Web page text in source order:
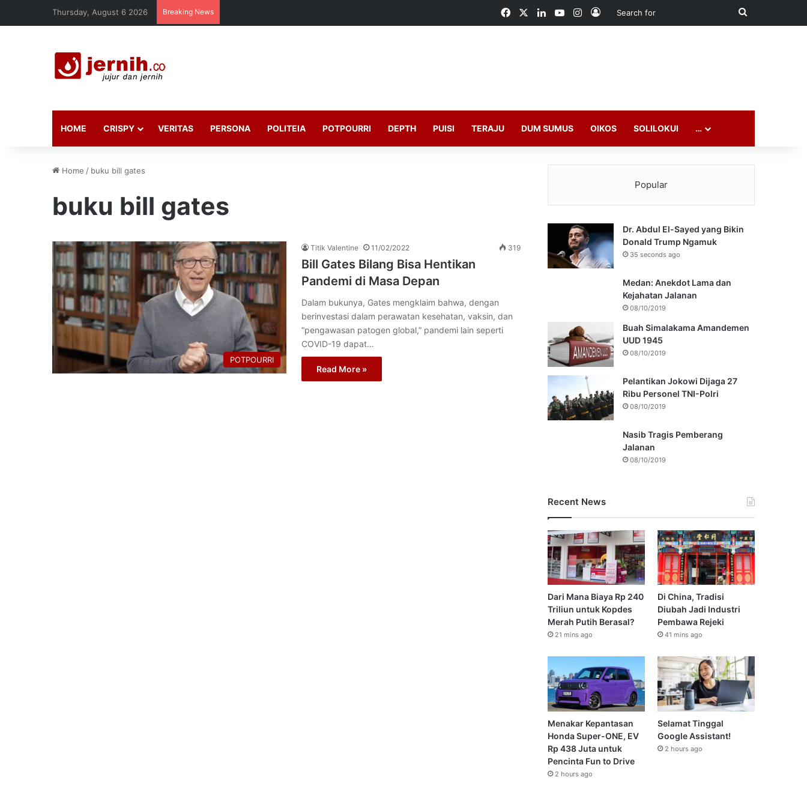
Thursday, August 6 2026 Breaking News FacebookLinkedInYouTubeInstagram
Log In
Search
HOME CRISPY VERITAS PERSONA POLITEIA POTPOURRI DEPTH PUISI TERAJU DUM SUMUS OIKOS SOLILOKUI …
Home / buku bill gates
buku bill gates
POTPOURRI
Titik Valentine 11/02/2022 319
Bill Gates Bilang Bisa Hentikan
Pandemi di Masa Depan
Dalam bukunya, Gates mengklaim bahwa, dengan
berinvestasi dalam perawatan kesehatan, vaksin, dan
“pengawasan patogen global,” pandemi lain seperti
COVID-19 dapat…
Read More »
Popular
Dr. Abdul El-Sayed yang Bikin
Donald Trump Ngamuk
35 seconds ago
Medan: Anekdot Lama dan
Kejahatan Jalanan
08/10/2019
Buah Simalakama Amandemen
UUD 1945
08/10/2019
Pelantikan Jokowi Dijaga 27
Ribu Personel TNI-Polri
08/10/2019
Nasib Tragis Pemberang
Jalanan
08/10/2019
Recent News
Dari Mana Biaya Rp 240
Triliun untuk Kopdes
Merah Putih Berasal?
21 mins ago
Di China, Tradisi
Diubah Jadi Industri
Pembawa Rejeki
41 mins ago
Menakar Kepantasan
Honda Super-ONE, EV
Rp 438 Juta untuk
Pencinta Fun to Drive
2 hours ago
Selamat Tinggal
Google Assistant!
2 hours ago